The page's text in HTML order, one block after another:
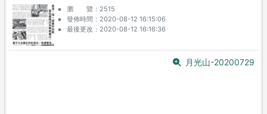
瀏 覽
2515
發佈時間
2020-08-12 16:15:06
最後更改
2020-08-12 16:16:36
月光山-20200729